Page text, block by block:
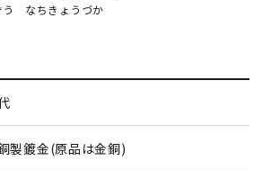
う なちきょうづか
製鍍金(原品は金銅)